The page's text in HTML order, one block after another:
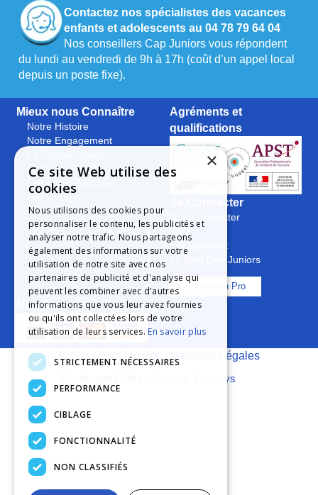
Contactez nos spécialistes des vacances
enfants et adolescents au 04 78 79 64 04
Nos conseillers Cap Juniors vous répondent
du lundi au vendredi de 9h à 17h (coût d’un appel local
depuis un poste fixe).
Mieux nous Connaître
Notre Histoire
Notre Engagement
Le Projet Educatif
Les Aides Possibles
Agréments et
qualifications
Se Connecter
Nous Contacter
Recrutement
Le Blog Cap Juniors
Connexion Pro
Nos Garanties
Plan Du Site
Mentions Légales
Solution Vackelys
×
Ce site Web utilise des
cookies
Nous utilisons des cookies pour
personnaliser le contenu, les publicités et
analyser notre trafic. Nous partageons
également des informations sur votre
utilisation de notre site avec nos
partenaires de publicité et d'analyse qui
peuvent les combiner avec d'autres
informations que vous leur avez fournies
ou qu'ils ont collectées lors de votre
utilisation de leurs services. En savoir plus
STRICTEMENT NÉCESSAIRES
PERFORMANCE
CIBLAGE
FONCTIONNALITÉ
NON CLASSIFIÉS